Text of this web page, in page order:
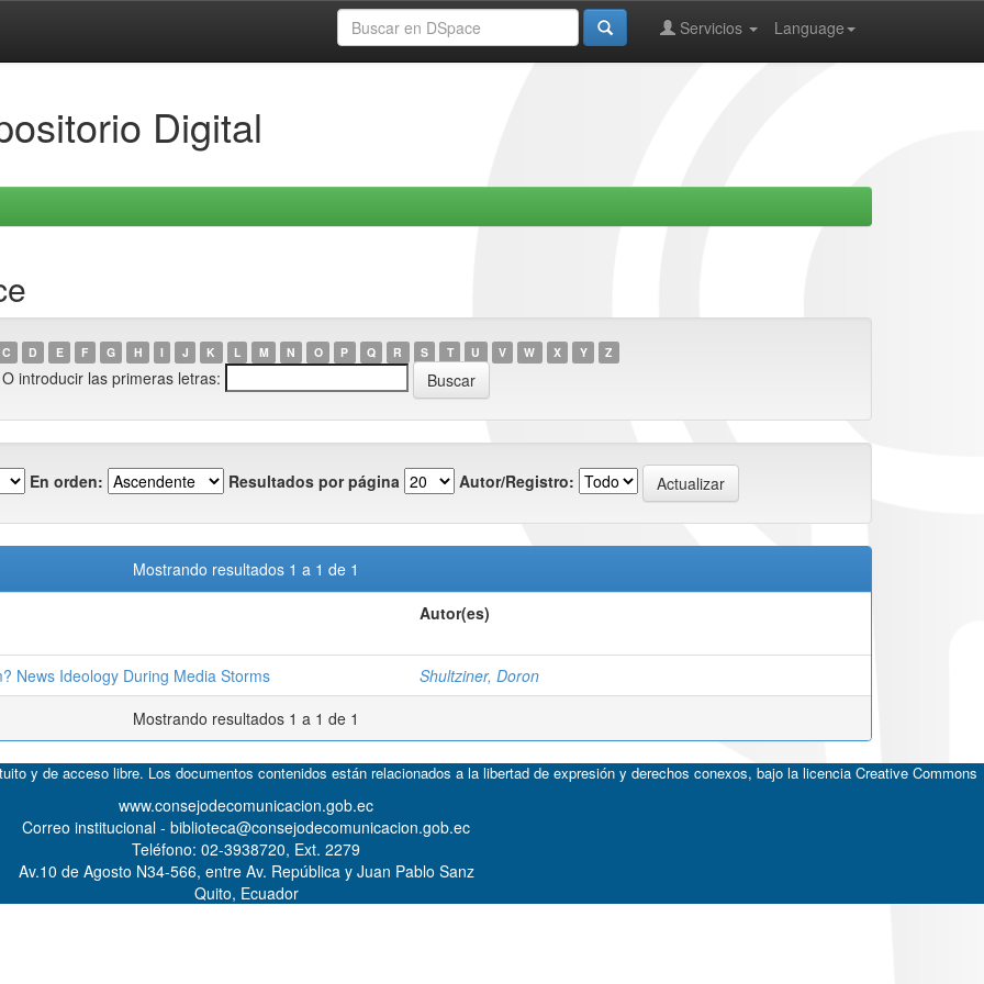
Language
Servicios
Digital
C D E F G H I J K L M N O P Q R S T U V W X Y Z
O introducir las primeras letras:
En orden: Resultados por página Autor/Registro:
Mostrando resultados 1 a 1 de 1
Autor(es)
News Ideology During Media Storms
Shultziner, Doron
Mostrando resultados 1 a 1 de 1
y de acceso libre. Los documentos contenidos están relacionados a la libertad de expresión y derechos conexos, bajo la licencia Creative Commons
www.consejodecomunicacion.gob.ec
Correo institucional - biblioteca@consejodecomunicacion.gob.ec
Teléfono: 02-3938720, Ext. 2279
Av.10 de Agosto N34-566, entre Av. República y Juan Pablo Sanz
Quito, Ecuador